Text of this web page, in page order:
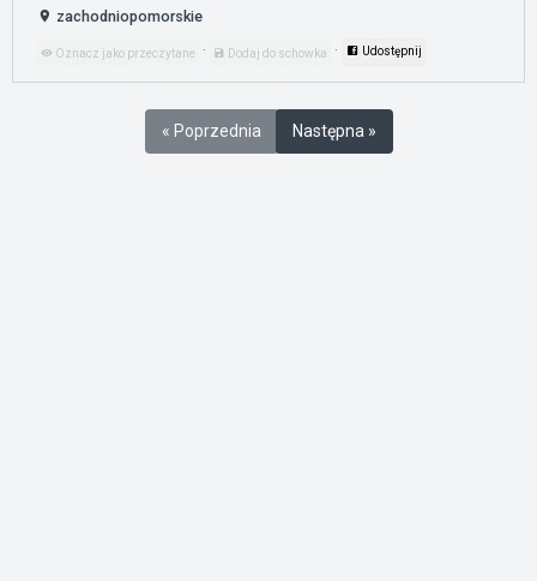
zachodniopomorskie
Oznacz jako przeczytane · Dodaj do schowka · Udostępnij
« Poprzednia Następna »